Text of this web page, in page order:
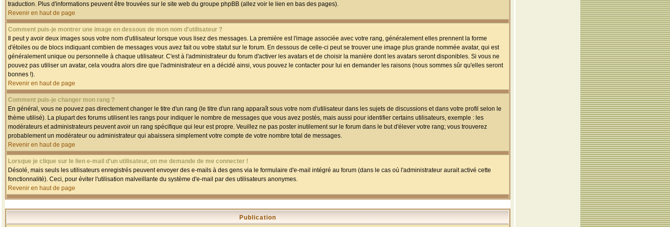
traduction. Plus d'informations peuvent être trouvées sur le site web du groupe phpBB (allez voir le lien en bas des pages).
Revenir en haut de page
Comment puis-je montrer une image en dessous de mon nom d'utilisateur ?
Il peut y avoir deux images sous votre nom d'utilisateur lorsque vous lisez des messages. La première est l'image associée avec votre rang, généralement elles prennent la forme
d'étoiles ou de blocs indiquant combien de messages vous avez fait ou votre statut sur le forum. En dessous de celle-ci peut se trouver une image plus grande nommée avatar, qui est
généralement unique ou personnelle à chaque utilisateur. C'est à l'administrateur du forum d'activer les avatars et de choisir la manière dont les avatars seront disponibles. Si vous ne
pouvez pas utiliser un avatar, cela voudra alors dire que l'administrateur en a décidé ainsi, vous pouvez le contacter pour lui en demander les raisons (nous sommes sûr qu'elles seront
bonnes !).
Revenir en haut de page
Comment puis-je changer mon rang ?
En général, vous ne pouvez pas directement changer le titre d'un rang (le titre d'un rang apparaît sous votre nom d'utilisateur dans les sujets de discussions et dans votre profil selon le
thème utilisé). La plupart des forums utilisent les rangs pour indiquer le nombre de messages que vous avez postés, mais aussi pour identifier certains utilisateurs, exemple : les
modérateurs et administrateurs peuvent avoir un rang spécifique qui leur est propre. Veuillez ne pas poster inutilement sur le forum dans le but d'élever votre rang; vous trouverez
probablement un modérateur ou administrateur qui abaissera simplement votre compte de votre nombre total de messages.
Revenir en haut de page
Lorsque je clique sur le lien e-mail d'un utilisateur, on me demande de me connecter !
Désolé, mais seuls les utilisateurs enregistrés peuvent envoyer des e-mails à des gens via le formulaire d'e-mail intégré au forum (dans le cas où l'administrateur aurait activé cette
fonctionnalité). Ceci, pour éviter l'utilisation malveillante du système d'e-mail par des utilisateurs anonymes.
Revenir en haut de page
Publication